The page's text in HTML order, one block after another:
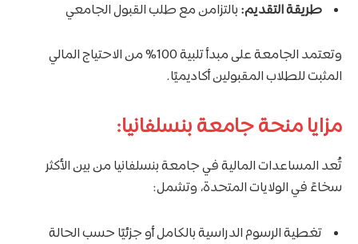
طريقة التقديم: بالتزامن مع طلب القبول الجامعي
وتعتمد الجامعة على مبدأ تلبية 100% من الاحتياج المالي
المثبت للطلاب المقبولين أكاديميًا.
مزايا منحة جامعة بنسلفانيا:
تُعد المساعدات المالية في جامعة بنسلفانيا من بين الأكثر
سخاءً في الولايات المتحدة، وتشمل:
تغطية الرسوم الدراسية بالكامل أو جزئيًا حسب الحالة